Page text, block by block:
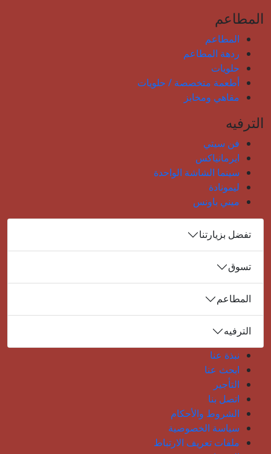
المطاعم
المطاعم
ردهة المطاعم
حلويات
أطعمة متخصصة / حلويات
مقاهي ومخابز
الترفيه
فن سيتي
ايرمانياكس
سينما الشاشة الواحدة
ليمونادة
ميني باونس
تفضل بزيارتنا
تسوق
المطاعم
الترفيه
نبذة عنا
ابحث عنا
التأجير
اتصل بنا
الشروط والأحكام
سياسة الخصوصية
ملفات تعريف الارتباط